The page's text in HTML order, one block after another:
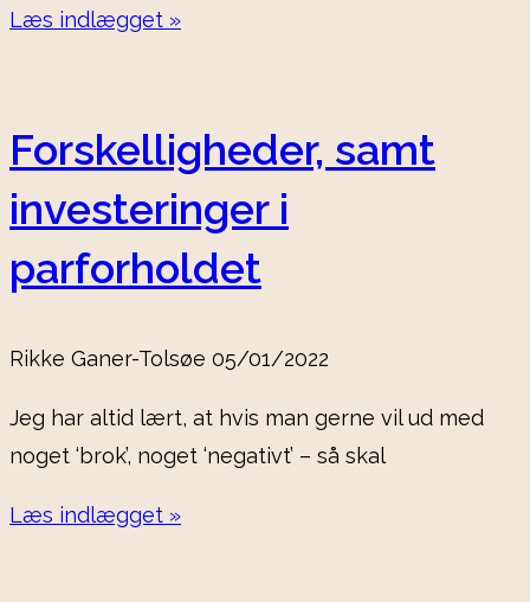
Læs indlægget »
Forskelligheder, samt
investeringer i
parforholdet
Rikke Ganer-Tolsøe 05/01/2022
Jeg har altid lært, at hvis man gerne vil ud med
noget ‘brok’, noget ‘negativt’ – så skal
Læs indlægget »